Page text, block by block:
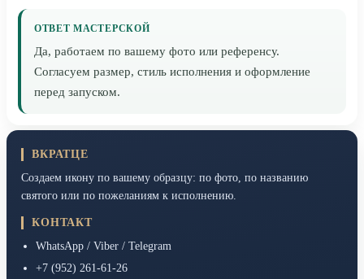
ОТВЕТ МАСТЕРСКОЙ
Да, работаем по вашему фото или референсу.
Согласуем размер, стиль исполнения и оформление
перед запуском.
ВКРАТЦЕ
Создаем икону по вашему образцу: по фото, по названию
святого или по пожеланиям к исполнению.
КОНТАКТ
WhatsApp / Viber / Telegram
+7 (952) 261-61-26